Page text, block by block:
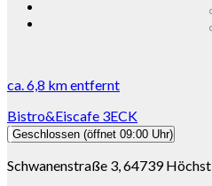
ca.6,8 kmentfernt
Bistro&Eiscafe 3ECK
Geschlossen (öffnet 09:00 Uhr)
Schwanenstraße 3, 64739 Höchst